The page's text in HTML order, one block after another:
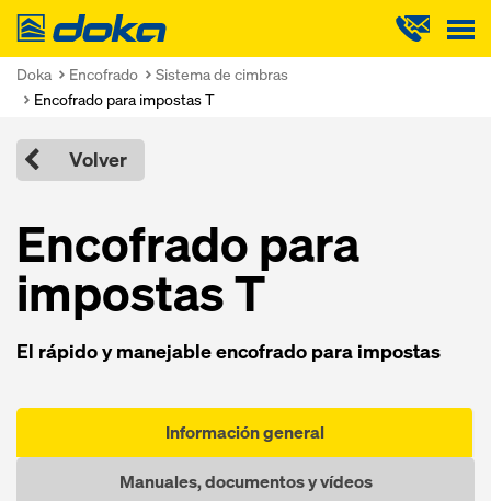
Doka
Doka Encofrado
Sistema de cimbras
Encofrado para impostas T
Volver
Encofrado para
impostas T
El rápido y manejable encofrado para impostas
Información general
Manuales, documentos y vídeos